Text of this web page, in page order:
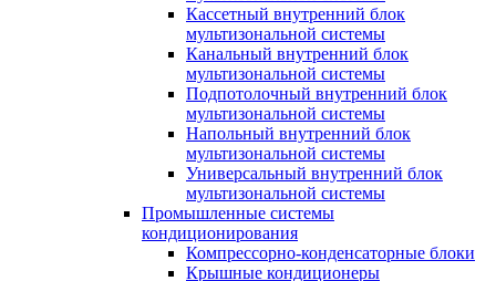
Кассетный внутренний блок
мультизональной системы
Канальный внутренний блок
мультизональной системы
Подпотолочный внутренний блок
мультизональной системы
Напольный внутренний блок
мультизональной системы
Универсальный внутренний блок
мультизональной системы
Промышленные системы
кондиционирования
Компрессорно-конденсаторные блоки
Крышные кондиционеры